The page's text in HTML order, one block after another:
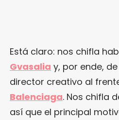
Está claro: nos chifla
Gvasalia y, por ende,
director creativo al
Balenciaga. Nos chifla
así que el principal